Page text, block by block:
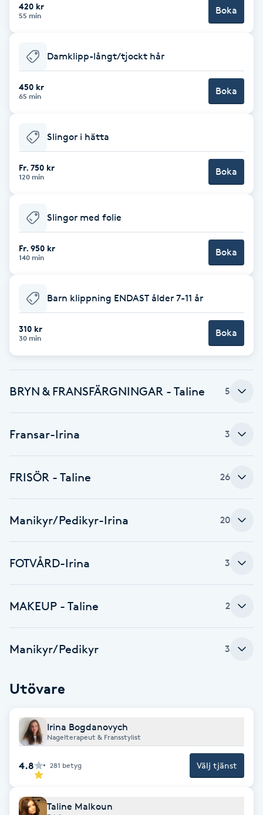
Cryoterapi
Damklippning
Diamantslipning
Extensions
Extensions borttagning
Face framing
Fet hårbotten
Fettreducering
Fillers
Fotmassage
Fotsvamp
Fransar
Fransfärgning
Fransförlängning
Fransförlängning Megavolym
420 kr
55 min Boka
Damklipp-långt/tjockt hår
450 kr
65 min Boka
Slingor i hätta
Fr. 750 kr
120 min Boka
Slingor med folie
Fr. 950 kr
140 min Boka
Barn klippning ENDAST ålder 7-11 år
310 kr
30 min Boka
BRYN & FRANSFÄRGNINGAR - Taline 5
Fransar-Irina 3
FRISÖR - Taline 26
Manikyr/Pedikyr-Irina 20
FOTVÅRD-Irina 3
MAKEUP - Taline 2
Manikyr/Pedikyr 3
Utövare
Irina Bogdanovych
Nagelterapeut & Fransstylist
4.8 281 betyg Välj tjänst
Taline Malkoun